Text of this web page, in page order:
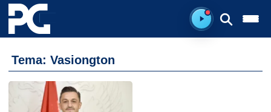
Spreman za
Tema: Vasiongton